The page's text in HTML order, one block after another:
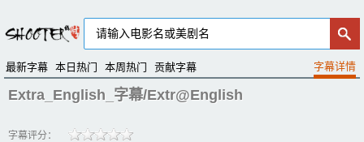
最新字幕 本日热门 本周热门 贡献字幕
Extra_English_字幕/Extr@English
字幕评分：